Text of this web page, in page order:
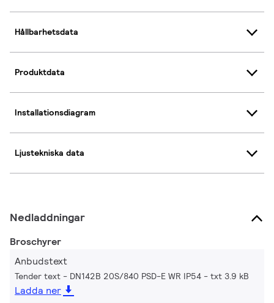
Hållbarhetsdata
Produktdata
Installationsdiagram
Ljustekniska data
Nedladdningar
Broschyrer
Anbudstext
Tender text - DN142B 20S/840 PSD-E WR IP54 txt 3.9 kB
Ladda ner